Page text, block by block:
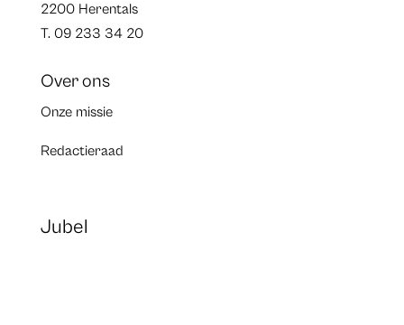
2200 Herentals
T. 09 233 34 20
Over ons
Onze missie
Redactieraad
Jubel